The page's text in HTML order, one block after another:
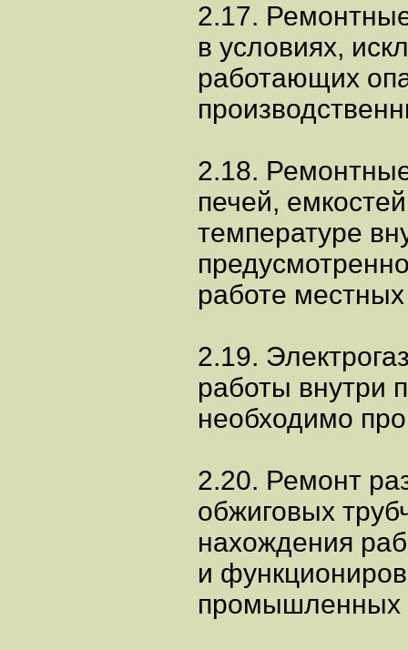
2.17.
в условиях,
работающих
2.18.
печей,
температуре
работе
2.19.
работы внутри
необходимо
2.20. Ремонт
обжиговых
нахождения
и
промышленных